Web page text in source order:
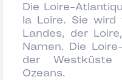
Die Loire-
la Loire. Sie wird
Landes, der
Namen. Die
der Westküste
Ozeans.